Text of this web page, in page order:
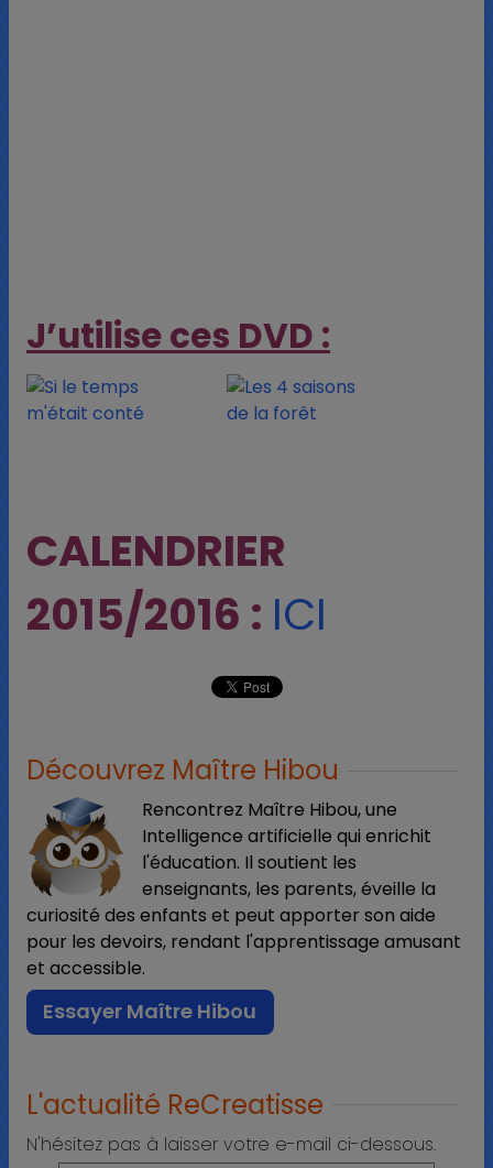
J’utilise ces DVD :
CALENDRIER
2015/2016 : ICI
Découvrez Maître Hibou
Rencontrez Maître Hibou, une
Intelligence artificielle qui enrichit
l'éducation. Il soutient les
enseignants, les parents, éveille la
curiosité des enfants et peut apporter son aide
pour les devoirs, rendant l'apprentissage amusant
et accessible.
Essayer Maître Hibou
L'actualité ReCreatisse
N'hésitez pas à laisser votre e-mail ci-dessous.